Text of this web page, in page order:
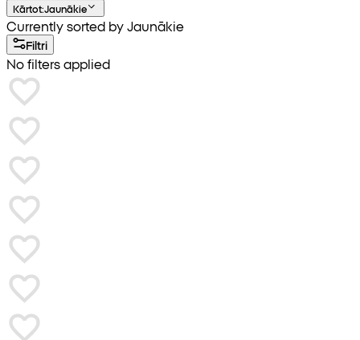
Kārtot:Jaunākie
Currently sorted by Jaunākie
Filtri
No filters applied